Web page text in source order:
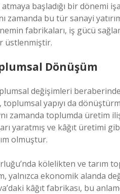
başladığı bir dönemi
zamanda bu tür sanayi
fabrikaları, iş gücü
üstlenmiştir.
Dönüşüm
değişimleri
yapıyı da
zamanda toplumda üretim
yaratmış ve kâğıt üretimi
olmuştur.
kölelikten ve
yalnızca ekonomik alanda
kâğıt fabrikası, bu